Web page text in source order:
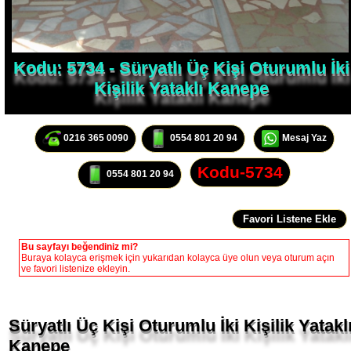
Kodu: 5734 - Süryatlı Üç Kişi Oturumlu İki
Kişilik Yataklı Kanepe
0216 365 0090 0554 801 20 94 Mesaj Yaz
0554 801 20 94 Kodu-5734
Buraya kolayca erişmek için yukarıdan kolayca üye olun veya oturum açın
ve favori listenize ekleyin.
Süryatlı Üç Kişi Oturumlu İki Kişilik
Kanepe